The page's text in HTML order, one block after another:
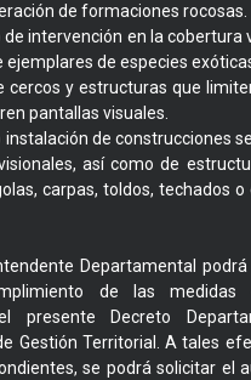
de formaciones rocosas.
de intervención en la cobertura
ejemplares de especies
cercos y estructuras que
pantallas visuales.
instalación de construcciones
así como de
carpas, toldos, techados o
Departamental podrá
de las medidas
presente Decreto
Gestión Territorial. A tales
se podrá solicitar el